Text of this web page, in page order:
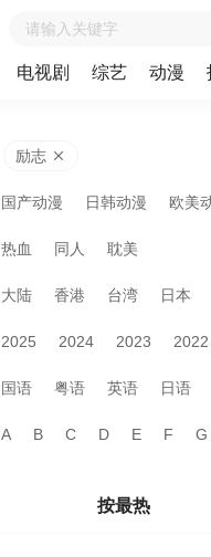
电视剧 综艺 动漫
励志
国产动漫 日韩动漫 欧美
热血 同人 耽美
大陆 香港 台湾 日本
2025 2024 2023 2022
国语 粤语 英语 日语
A B C D E F G
按最热